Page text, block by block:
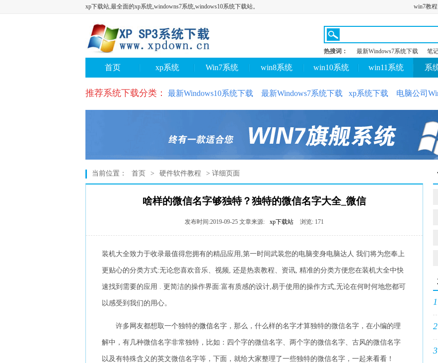
xp下载站,最全面的xp系统,windowns7系统,windows10系统下载站。 win7教程
热搜词： 最新Windows7系统下载 笔
首页 xp系统 Win7系统 win8系统 win10系统 win11系统 系
推荐系统下载分类： 最新Windows10系统下载 最新Windows7系统下载 xp系统下载 电脑公司
当前位置： 首页 > 硬件软件教程 > 详细页面
啥样的微信名字够独特？独特的微信名字大全_微信
发布时间:2019-09-25 文章来源: xp下载站 浏览: 171
装机大全致力于收录最值得您拥有的精品应用,第一时间武装您的电脑变身电脑达人 我们将为您奉上
更贴心的分类方式:无论您喜欢音乐、视频, 还是热衷教程、资讯, 精准的分类方便您在装机大全中快
速找到需要的应用 . 更简洁的操作界面:富有质感的设计,易于使用的操作方式,无论在何时何地您都可
以感受到我们的用心。
许多网友都想取一个独特的微信名字，那么，什么样的名字才算独特的微信名字，在小编的理
解中，有几种微信名字非常独特，比如：四个字的微信名字、两个字的微信名字、古风的微信名字
以及有特殊含义的英文微信名字等，下面，就给大家整理了一些独特的微信名字，一起来看看！
下一页
1
2
3